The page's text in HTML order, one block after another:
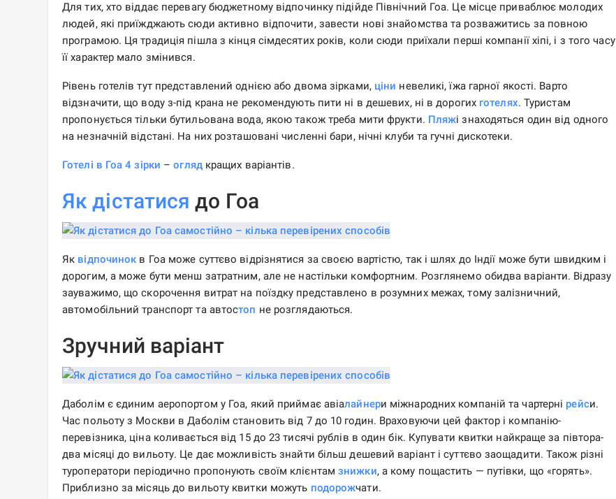
Для тих, хто віддає перевагу бюджетному відпочинку підійде Північний Гоа. Це місце приваблює молодих
людей, які приїжджають сюди активно відпочити, завести нові знайомства та розважитись за повною
програмою. Ця традиція пішла з кінця сімдесятих років, коли сюди приїхали перші компанії хіпі, і з того часу
її характер мало змінився.
Рівень готелів тут представлений однією або двома зірками, ціни невеликі, їжа гарної якості. Варто
відзначити, що воду з-під крана не рекомендують пити ні в дешевих, ні в дорогих готелях. Туристам
пропонується тільки бутильована вода, якою також треба мити фрукти. Пляжі знаходяться один від одного
на незначній відстані. На них розташовані численні бари, нічні клуби та гучні дискотеки.
Готелі в Гоа 4 зірки –оглядкращих варіантів.
Як дістатися до Гоа
Як відпочинок в Гоа може суттєво відрізнятися за своєю вартістю, так і шлях до Індії може бути швидким і
дорогим, а може бути менш затратним, але не настільки комфортним. Розглянемо обидва варіанти. Відразу
зауважимо, що скорочення витрат на поїздку представлено в розумних межах, тому залізничний,
автомобільний транспорт та автостоп не розглядаються.
Зручний варіант
Даболім є єдиним аеропортом у Гоа, який приймає авіалайнери міжнародних компаній та чартерні рейси.
Час польоту з Москви в Даболім становить від 7 до 10 годин. Враховуючи цей фактор і компанію-
перевізника, ціна коливається від 15 до 23 тисячі рублів в один бік. Купувати квитки найкраще за півтора-
два місяці до вильоту. Це дає можливість знайти більш дешевий варіант і суттєво заощадити. Також різні
туроператори періодично пропонують своїм клієнтамзнижки, а кому пощастить — путівки, що «горять».
Приблизно за місяць до вильоту квитки можуть подорожчати.